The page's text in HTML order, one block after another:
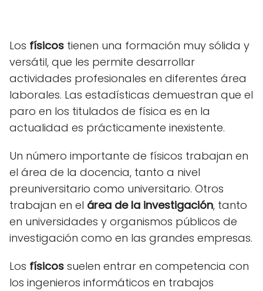
Los físicos tienen una formación muy sólida y
versátil, que les permite desarrollar
actividades profesionales en diferentes área
laborales. Las estadísticas demuestran que el
paro en los titulados de física es en la
actualidad es prácticamente inexistente.
Un número importante de físicos trabajan en
el área de la docencia, tanto a nivel
preuniversitario como universitario. Otros
trabajan en el área de la investigación, tanto
en universidades y organismos públicos de
investigación como en las grandes empresas.
Los físicos suelen entrar en competencia con
los ingenieros informáticos en trabajos